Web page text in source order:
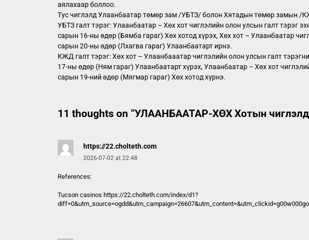
аялахаар боллоо.
Тус чиглэлд Улаанбаатар төмөр зам /УБТЗ/ болон Хятадын төмөр замын /
УБТЗ галт тэрэг: Улаанбаатар – Хөх хот чиглэлийн олон улсын галт
сарын 16-ны өдөр (Бямба гараг) Хөх хотод хүрэх, Хөх хот – Улаанбаатар
сарын 20-ны өдөр (Лхагва гараг) Улаанбаатарт ирнэ.
КЖД галт тэрэг: Хөх хот – Улаанбааатар чиглэлийн олон улсын галт
17-ны өдөр (Ням гараг) Улаанбаатарт хүрэх, Улаанбаатар – Хөх хот
сарын 19-ний өдөр (Мягмар гараг) Хөх хотод хүрнэ.
11 thoughts on “УЛААНБААТАР-ХӨХ Хотын чиглэлд
https://22.cholteth.com
2026-07-02 at 22:48
References:
Tucson casinos https://22.cholteth.com/index/d1?